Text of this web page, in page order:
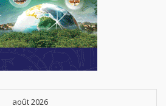
août 2026